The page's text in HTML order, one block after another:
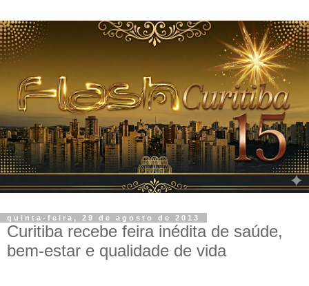
quinta-feira, 29 de agosto de 2013
Curitiba recebe feira inédita de saúde,
bem-estar e qualidade de vida